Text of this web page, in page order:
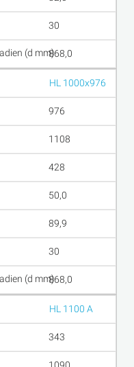
30
868,0
HL 1000x976
976
1108
428
50,0
89,9
30
868,0
HL 1100 A
343